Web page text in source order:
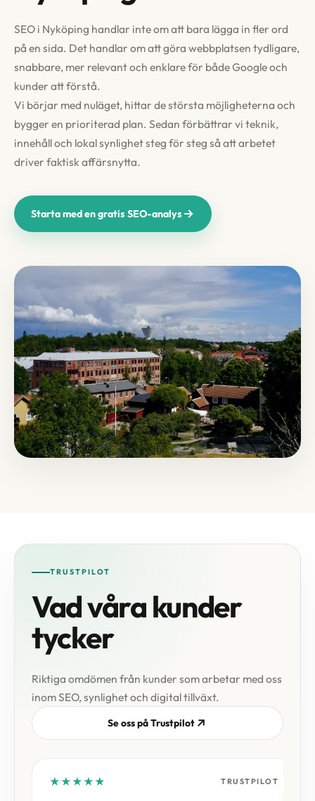
SEO i Nyköping handlar inte om att bara lägga in fler ord
på en sida. Det handlar om att göra webbplatsen tydligare,
snabbare, mer relevant och enklare för både Google och
kunder att förstå.
Vi börjar med nuläget, hittar de största möjligheterna och
bygger en prioriterad plan. Sedan förbättrar vi teknik,
innehåll och lokal synlighet steg för steg så att arbetet
driver faktisk affärsnytta.
Starta med en gratis SEO-analys
TRUSTPILOT
Vad våra kunder
tycker
Riktiga omdömen från kunder som arbetar med oss
inom SEO, synlighet och digital tillväxt.
Se oss på Trustpilot
★★★★★ TRUSTPILOT